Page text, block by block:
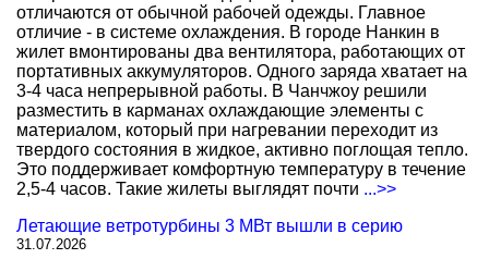
отличаются от обычной рабочей одежды. Главное
отличие - в системе охлаждения. В городе Нанкин в
жилет вмонтированы два вентилятора, работающих от
портативных аккумуляторов. Одного заряда хватает на
3-4 часа непрерывной работы. В Чанчжоу решили
разместить в карманах охлаждающие элементы с
материалом, который при нагревании переходит из
твердого состояния в жидкое, активно поглощая тепло.
Это поддерживает комфортную температуру в течение
2,5-4 часов. Такие жилеты выглядят почти ...>>
Летающие ветротурбины 3 МВт вышли в серию
31.07.2026